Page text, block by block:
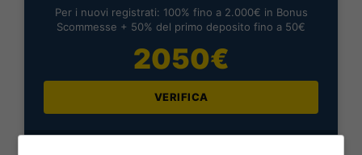
Per i nuovi registrati: 100% fino a 2.000€ in Bonus
Scommesse + 50% del primo deposito fino a 50€
2050€
VERIFICA